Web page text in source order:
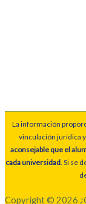
La información
vinculación jurídica
aconsejable que el
cada universidad. Si se
Copyright © 2026